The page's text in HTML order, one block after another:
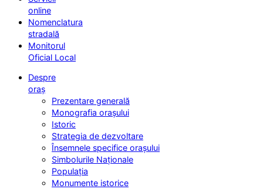
online
Nomenclatura
stradală
Monitorul
Oficial Local
Despre
oraș
Prezentare generală
Monografia orașului
Istoric
Strategia de dezvoltare
Însemnele specifice orașului
Simbolurile Naționale
Populația
Monumente istorice